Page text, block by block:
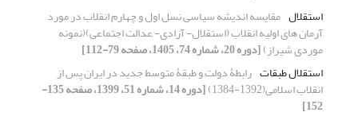
استقلال مقایسه اندیشه سیاسی نسل اول و چهارم انقلاب در مورد
آرمان های اولیه انقلاب (استقلال- آزادی- عدالت اجتماعی)(نمونه
موردی شیراز)[دوره 20، شماره 74، 1405، صفحه 79-112]
استقلال طبقات رابطۀ دولت و طبقۀ متوسط جدید در ایران پس از
انقلاب اسلامی(1392-1384) [دوره 14، شماره 51، 1399، صفحه 135-
152]